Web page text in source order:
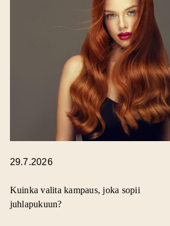
29.7.2026
Kuinka valita kampaus, joka sopii
juhlapukuun?